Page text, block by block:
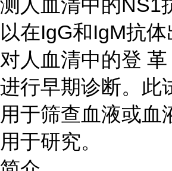
测人血清中的NS1
以在IgG和IgM抗
对人血清中的登
进行早期诊断。此
用于筛查血液或血
用于研究。